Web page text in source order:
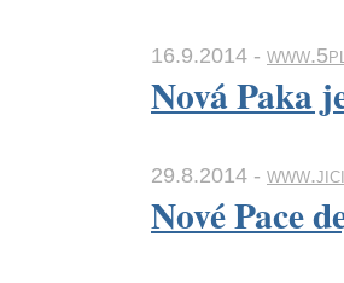
16.9.2014 -
Nová Paka
29.8.2014 -
Nové Pace